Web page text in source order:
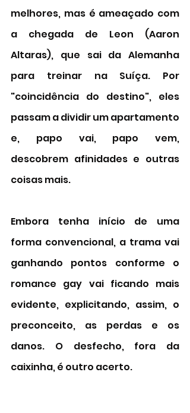
melhores, mas é ameaçado com
a chegada de Leon (Aaron
Altaras), que sai da Alemanha
para treinar na Suíça. Por
"coincidência do destino", eles
passam a dividir um apartamento
e, papo vai, papo vem,
descobrem afinidades e outras
coisas mais.
Embora tenha início de uma
forma convencional, a trama vai
ganhando pontos conforme o
romance gay vai ficando mais
evidente, explicitando, assim, o
preconceito, as perdas e os
danos. O desfecho, fora da
caixinha, é outro acerto.